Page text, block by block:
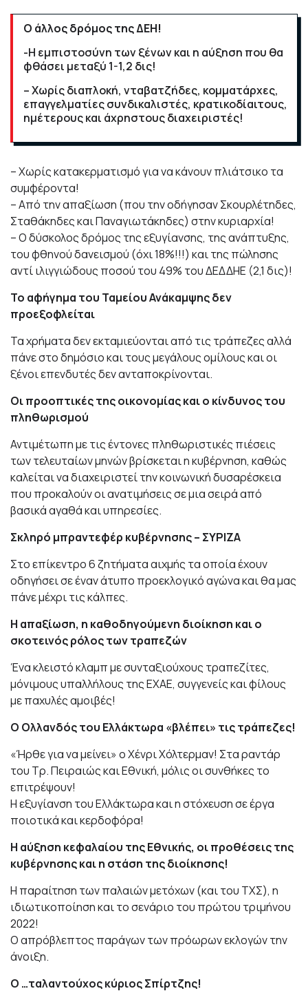
Ο άλλος δρόμος της ΔΕΗ!
-Η εμπιστοσύνη των ξένων και η αύξηση που θα
φθάσει μεταξύ 1-1,2 δις!
– Χωρίς διαπλοκή, νταβατζήδες, κομματάρχες,
επαγγελματίες συνδικαλιστές, κρατικοδίαιτους,
ημέτερους και άχρηστους διαχειριστές!
– Χωρίς κατακερματισμό για να κάνουν πλιάτσικο τα
συμφέροντα!
– Από την απαξίωση (που την οδήγησαν Σκουρλέτηδες,
Σταθάκηδες και Παναγιωτάκηδες) στην κυριαρχία!
– Ο δύσκολος δρόμος της εξυγίανσης, της ανάπτυξης,
του φθηνού δανεισμού (όχι 18%!!!) και της πώλησης
αντί ιλιγγιώδους ποσού του 49% του ΔΕΔΔΗΕ (2,1 δις)!
To αφήγημα του Ταμείου Ανάκαμψης δεν
προεξοφλείται
Τα χρήματα δεν εκταμιεύονται από τις τράπεζες αλλά
πάνε στο δημόσιο και τους μεγάλους ομίλους και οι
ξένοι επενδυτές δεν ανταποκρίνονται.
Oι προοπτικές της οικονομίας και ο κίνδυνος του
πληθωρισμού
Αντιμέτωπη με τις έντονες πληθωριστικές πιέσεις
των τελευταίων μηνών βρίσκεται η κυβέρνηση, καθώς
καλείται να διαχειριστεί την κοινωνική δυσαρέσκεια
που προκαλούν οι ανατιμήσεις σε μια σειρά από
βασικά αγαθά και υπηρεσίες.
Σκληρό μπραντεφέρ κυβέρνησης – ΣΥΡΙΖΑ
Στο επίκεντρο 6 ζητήματα αιχμής τα οποία έχουν
οδηγήσει σε έναν άτυπο προεκλογικό αγώνα και θα μας
πάνε μέχρι τις κάλπες.
Η απαξίωση, η καθοδηγούμενη διοίκηση και ο
σκοτεινός ρόλος των τραπεζών
Ένα κλειστό κλαμπ με συνταξιούχους τραπεζίτες,
μόνιμους υπαλλήλους της ΕΧΑΕ, συγγενείς και φίλους
με παχυλές αμοιβές!
Ο Ολλανδός του Ελλάκτωρα «βλέπει» τις τράπεζες!
«Ήρθε για να μείνει» ο Χένρι Χόλτερμαν! Στα ραντάρ
του Τρ. Πειραιώς και Εθνική, μόλις οι συνθήκες το
επιτρέψουν!
Η εξυγίανση του Ελλάκτωρα και η στόχευση σε έργα
ποιοτικά και κερδοφόρα!
Η αύξηση κεφαλαίου της Εθνικής, οι προθέσεις της
κυβέρνησης και η στάση της διοίκησης!
Η παραίτηση των παλαιών μετόχων (και του ΤΧΣ), η
ιδιωτικοποίηση και το σενάριο του πρώτου τριμήνου
2022!
Ο απρόβλεπτος παράγων των πρόωρων εκλογών την
άνοιξη.
Ο …ταλαντούχος κύριος Σπίρτζης!